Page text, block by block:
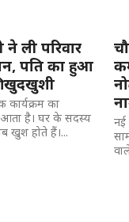
ली परिवार
पति का हुआ
खुदखुशी
कार्यक्रम का
है। घर के सदस्य
खुश होते हैं।...
नई